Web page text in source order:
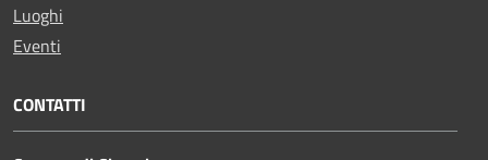
Luoghi
Eventi
CONTATTI